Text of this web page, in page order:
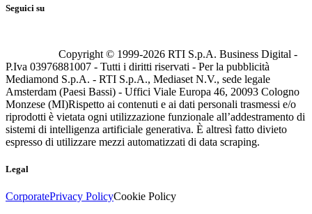
Seguici su
Copyright © 1999-2026 RTI S.p.A. Business Digital -
P.Iva 03976881007 - Tutti i diritti riservati - Per la pubblicità
Mediamond S.p.A. - RTI S.p.A., Mediaset N.V., sede legale
Amsterdam (Paesi Bassi) - Uffici Viale Europa 46, 20093 Cologno
Monzese (MI)Rispetto ai contenuti e ai dati personali trasmessi e/o
riprodotti è vietata ogni utilizzazione funzionale all’addestramento di
sistemi di intelligenza artificiale generativa. È altresì fatto divieto
espresso di utilizzare mezzi automatizzati di data scraping.
Legal
CorporatePrivacy PolicyCookie Policy